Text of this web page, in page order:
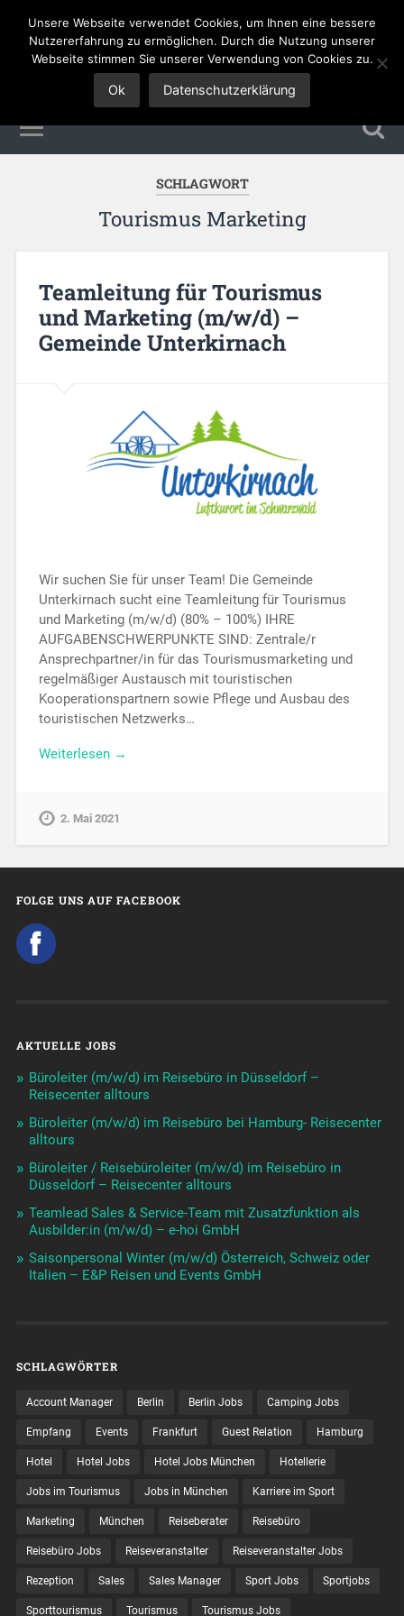
Tourismus Jobs
SCHLAGWORT
Tourismus Marketing
Teamleitung für Tourismus
und Marketing (m/w/d) –
Gemeinde Unterkirnach
Wir suchen Sie für unser Team! Die Gemeinde
Unterkirnach sucht eine Teamleitung für Tourismus
und Marketing (m/w/d) (80% – 100%) IHRE
AUFGABENSCHWERPUNKTE SIND: Zentrale/r
Ansprechpartner/in für das Tourismusmarketing und
regelmäßiger Austausch mit touristischen
Kooperationspartnern sowie Pflege und Ausbau des
touristischen Netzwerks…
Weiterlesen →
2. Mai 2021
FOLGE UNS AUF FACEBOOK
AKTUELLE JOBS
Büroleiter (m/w/d) im Reisebüro in Düsseldorf –
Reisecenter alltours
Büroleiter (m/w/d) im Reisebüro bei Hamburg- Reisecenter
alltours
Büroleiter / Reisebüroleiter (m/w/d) im Reisebüro in
Düsseldorf – Reisecenter alltours
Teamlead Sales & Service-Team mit Zusatzfunktion als
Ausbilder:in (m/w/d) – e-hoi GmbH
Saisonpersonal Winter (m/w/d) Österreich, Schweiz oder
Italien – E&P Reisen und Events GmbH
SCHLAGWÖRTER
Account Manager Berlin Berlin Jobs Camping Jobs
Empfang Events Frankfurt Guest Relation Hamburg
Hotel Hotel Jobs Hotel Jobs München Hotellerie
Jobs im Tourismus Jobs in München Karriere im Sport
Marketing München Reiseberater Reisebüro
Reisebüro Jobs Reiseveranstalter Reiseveranstalter Jobs
Rezeption Sales Sales Manager Sport Jobs Sportjobs
Sporttourismus Tourismus Tourismus Jobs
Unsere Webseite verwendet Cookies, um Ihnen eine bessere
Nutzererfahrung zu ermöglichen. Durch die Nutzung unserer
Webseite stimmen Sie unserer Verwendung von Cookies zu.
Ok Datenschutzerklärung